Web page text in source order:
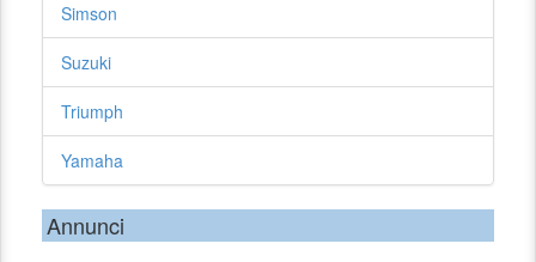
Simson
Suzuki
Triumph
Yamaha
Annunci